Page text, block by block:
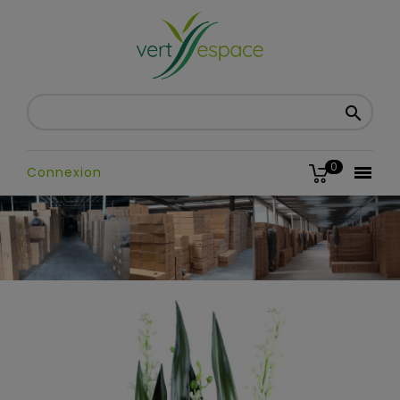


0
Connexion